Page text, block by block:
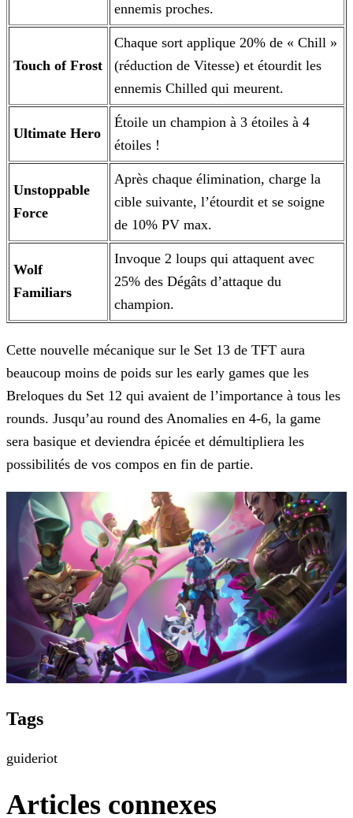
ennemis proches.
Touch of Frost
Chaque sort applique 20% de « Chill »
(réduction de Vitesse) et étourdit les
ennemis Chilled qui meurent.
Ultimate Hero
Étoile un champion à 3 étoiles à 4
étoiles !
Unstoppable
Force
Après chaque élimination, charge la
cible suivante, l’étourdit et se soigne
de 10% PV max.
Wolf
Familiars
Invoque 2 loups qui attaquent avec
25% des Dégâts d’attaque du
champion.
Cette nouvelle mécanique sur le Set 13 de TFT aura
beaucoup moins de poids sur les early games que les
Breloques du Set 12 qui avaient de l’importance à tous les
rounds. Jusqu’au round des Anomalies en 4-6, la game
sera basique et deviendra épicée et démultipliera les
possibilités de vos compos en fin de partie.
Tags
guideriot
Articles connexes